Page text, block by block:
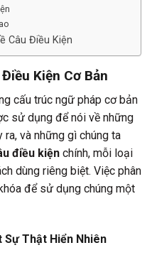
Câu Điều Kiện
Kiện Cơ Bản
cấu trúc ngữ pháp cơ bản
sử dụng để nói về những
và những gì chúng ta
điều kiện chính, mỗi loại
dùng riêng biệt. Việc phân
để sử dụng chúng một
Sự Thật Hiển Nhiên